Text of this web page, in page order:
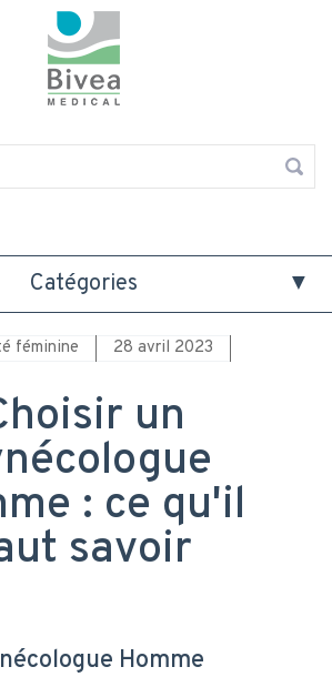
Catégories
féminine 28 avril 2023
un
: ce qu'il
savoir
Homme
cookies